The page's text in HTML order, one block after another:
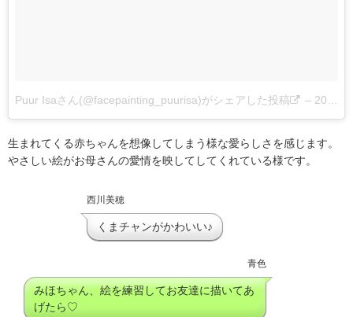
Puur Isaさん(@facepainting_puurisa)がシェアした投稿 – 2017 8月 21 1:14午後 PDT
生まれてくる赤ちゃんを想像してしまう様な愛らしさを感じます。
やさしい絵がお母さんの愛情を映してしてくれている様です。
西川美穂
くまチャンがかわいい♪
青色
みほちゃん、絵を練習してお友達に描いてあ
げたら♡